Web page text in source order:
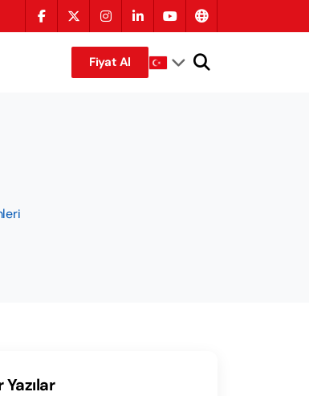
Fiyat Al